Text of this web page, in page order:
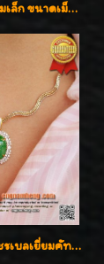
จี้เพชรซีก ทรงกลมเล็ก ขนาดเม็ดกระดุม สวยๆ
จี้หยกแท้ ล้อมเพชรเบลเยี่ยมคัท ราคาพิเศษไม่แพงค่ะ